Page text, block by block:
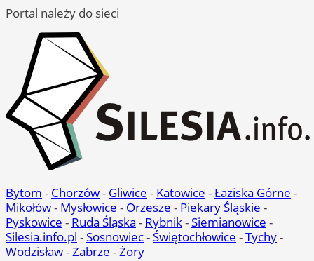
Portal należy do sieci
Bytom - Chorzów- Gliwice - Katowice -Łaziska Górne -
Mikołów- Mysłowice - Orzesze - Piekary Śląskie -
Pyskowice - Ruda Śląska - Rybnik-Siemianowice -
Silesia.info.pl -Sosnowiec-Świętochłowice -Tychy-
Wodzisław-Zabrze -Żory